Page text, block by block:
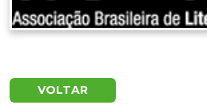
VOLTAR